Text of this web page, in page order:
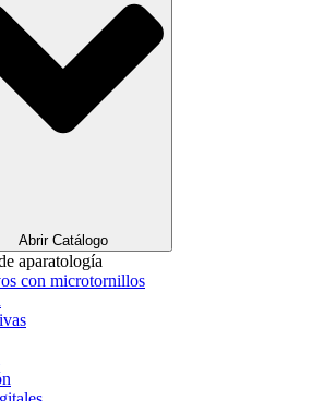
Abrir Catálogo
aparatología
con microtornillos